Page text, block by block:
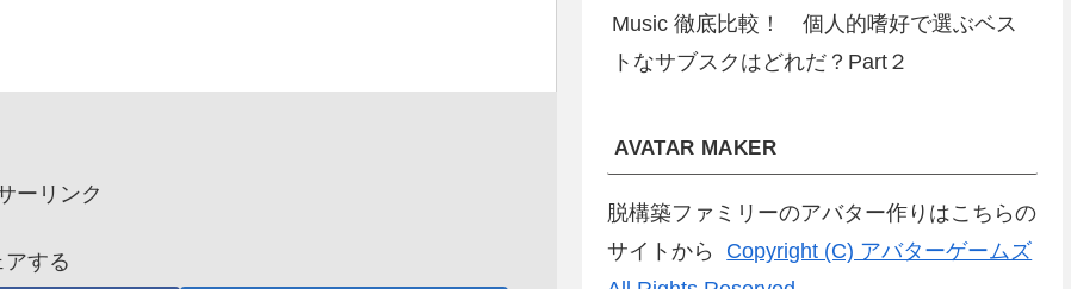
ーリンク
アする
Music 徹底比較！ 個人的嗜好で選ぶベス
トなサブスクはどれだ？Part２
AVATAR MAKER
脱構築ファミリーのアバター作りはこちらの
サイトから
Copyright (C) アバターゲームズ